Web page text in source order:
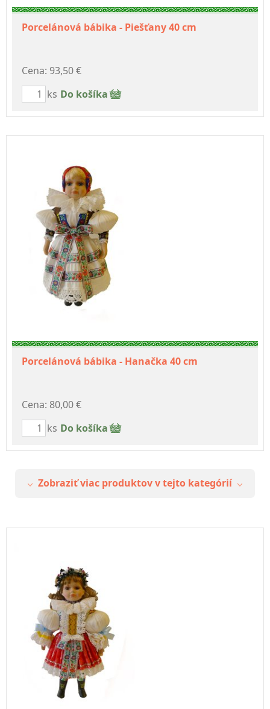
Porcelánová bábika - Piešťany 40 cm
Cena: 93,50 €
ks Do košíka
Porcelánová bábika - Hanačka 40 cm
Cena: 80,00 €
ks Do košíka
Zobraziť viac produktov v tejto kategórií